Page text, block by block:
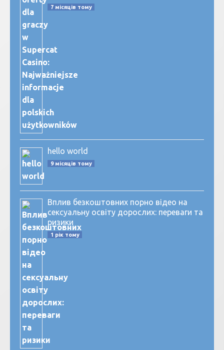
7 місяців тому
hello world
9 місяців тому
Вплив безкоштовних порно відео на
сексуальну освіту дорослих: переваги та
ризики
1 рік тому